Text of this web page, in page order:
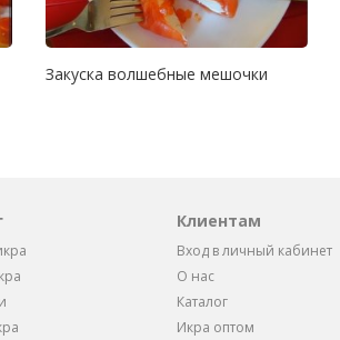
Закуска волшебные мешочки
Клиентам
Вход в личный кабинет
О нас
Каталог
Икра оптом